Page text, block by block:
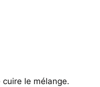
le mélange.